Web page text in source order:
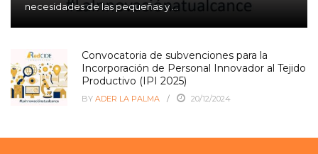
necesidades de las pequeñas y ...
Convocatoria de subvenciones para la
Incorporación de Personal Innovador al Tejido
Productivo (IPI 2025)
BY ADER LA PALMA 20/12/2024